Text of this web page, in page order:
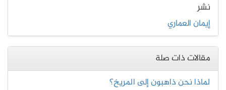
نشر
إيمان العماري
مقالات ذات صلة
ﻟﻤﺎﺫﺍ ﻧﺤﻦ ﺫﺍﻫﺒﻮﻥ ﺇﻟﻰ ﺍﻟﻤﺮﻳﺦ؟